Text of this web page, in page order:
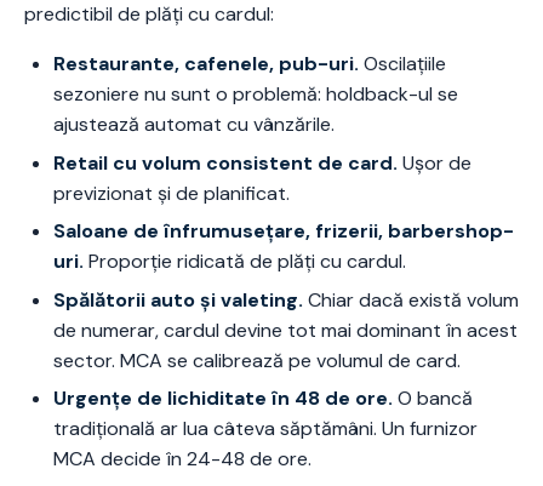
predictibil de plăți cu cardul:
Restaurante, cafenele, pub-uri. Oscilațiile
sezoniere nu sunt o problemă: holdback-ul se
ajustează automat cu vânzările.
Retail cu volum consistent de card. Ușor de
previzionat și de planificat.
Saloane de înfrumusețare, frizerii, barbershop-
uri. Proporție ridicată de plăți cu cardul.
Spălătorii auto și valeting. Chiar dacă există volum
de numerar, cardul devine tot mai dominant în acest
sector. MCA se calibrează pe volumul de card.
Urgențe de lichiditate în 48 de ore. O bancă
tradițională ar lua câteva săptămâni. Un furnizor
MCA decide în 24-48 de ore.